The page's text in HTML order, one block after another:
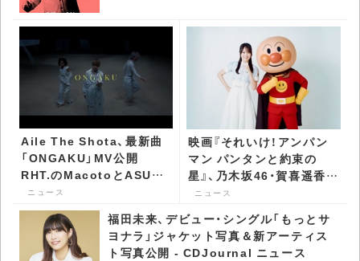
Aile The Shota、最新曲
「ONGAKU」MV公開
RHT.のMacotoとASUPI
が振付を担当 -
CDJournal ニュース
ニュース
映画『それいけ！アンパン
マン パンタンと約束の
星』、乃木坂46・賀喜遥香の
特別インタビュー映像公開
ニュース
福田未来、デビュー・シングル「もっとサ
ヨナラ」ジャケット写真＆新アーティス
ト写真公開 - CDJournal ニュース